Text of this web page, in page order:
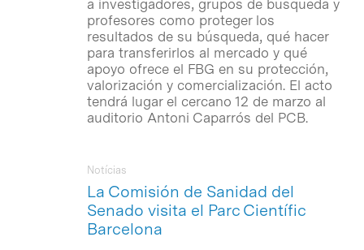
a investigadores, grupos de búsqueda y
profesores como proteger los
resultados de su búsqueda, qué hacer
para transferirlos al mercado y qué
apoyo ofrece el FBG en su protección,
valorización y comercialización. El acto
tendrá lugar el cercano 12 de marzo al
auditorio Antoni Caparrós del PCB.
La Comisión de Sanidad del
Senado visita el Parc Científic
Barcelona
Notícias